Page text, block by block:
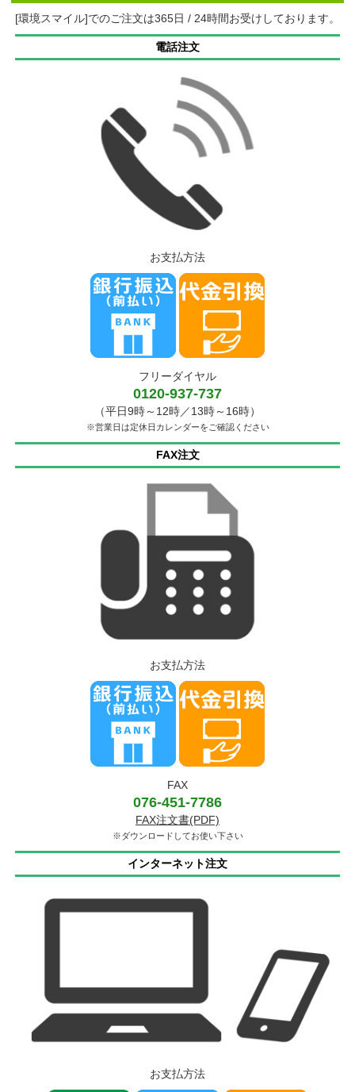
[環境スマイル]でのご注文は365日 / 24時間お受けしております。
電話注文
お支払方法
フリーダイヤル
0120-937-737
（平日9時～12時／13時～16時）
※営業日は定休日カレンダーをご確認ください
FAX注文
お支払方法
FAX
076-451-7786
FAX注文書(PDF)
※ダウンロードしてお使い下さい
インターネット注文
お支払方法